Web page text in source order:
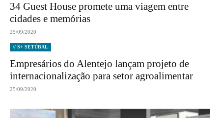
34 Guest House promete uma viagem entre
cidades e memórias
25/09/2020
// S+ SETÚBAL
Empresários do Alentejo lançam projeto de
internacionalização para setor agroalimentar
25/09/2020